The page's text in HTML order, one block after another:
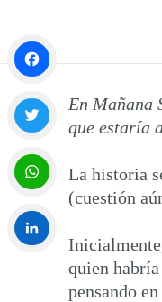
En Mañana
que estaría
La historia
(cuestión
quien
pensando
Facebook
Twitter
WhatsApp